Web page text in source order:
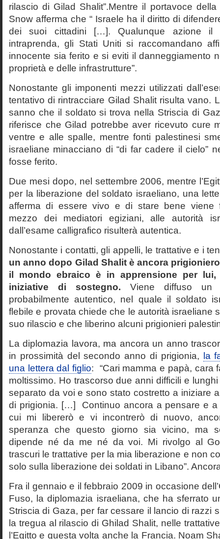
rilascio di Gilad Shalit”.Mentre il portavoce
Snow afferma che “ Israele ha il diritto di
dei suoi cittadini […]. Qualunque azione il
intraprenda, gli Stati Uniti si raccomandano
innocente sia ferito e si eviti il danneggiamento
proprietà e delle infrastrutture”.
Nonostante gli imponenti mezzi utilizzati
tentativo di rintracciare Gilad Shalit risulta vano.
sanno che il soldato si trova nella Striscia di
riferisce che Gilad potrebbe aver ricevuto cure
ventre e alle spalle, mentre fonti palestinesi
israeliane minacciano di “di far cadere il cielo”
fosse ferito.
Due mesi dopo, nel settembre 2006, mentre
per la liberazione del soldato israeliano, una
afferma di essere vivo e di stare bene viene
mezzo dei mediatori egiziani, alle autorità
dall’esame calligrafico risulterà autentica.
Nonostante i contatti, gli appelli, le trattative e i
un anno dopo Gilad Shalit è ancora
il mondo ebraico è in apprensione per
iniziative di sostegno. Viene diffuso un
probabilmente autentico, nel quale il soldato
flebile e provata chiede che le autorità israeliane
suo rilascio e che liberino alcuni prigionieri
La diplomazia lavora, ma ancora un anno
in prossimità del secondo anno di prigionia, la
una lettera dal figlio: “Cari mamma e papà, cara
moltissimo. Ho trascorso due anni difficili e
separato da voi e sono stato costretto a iniziare
di prigionia. […] Continuo ancora a pensare e a
cui mi libererò e vi incontrerò di nuovo,
speranza che questo giorno sia vicino, ma
dipende né da me né da voi. Mi rivolgo al
trascuri le trattative per la mia liberazione e non
solo sulla liberazione dei soldati in Libano”.
Fra il gennaio e il febbraio 2009 in occasione
Fuso, la diplomazia israeliana, che ha sferrato
Striscia di Gaza, per far cessare il lancio di razzi
la tregua al rilascio di Ghilad Shalit, nelle
l’Egitto e questa volta anche la Francia. Noam